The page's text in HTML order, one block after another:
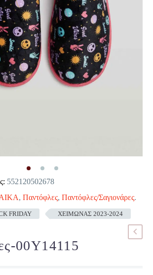
552120502678
, Παντόφλες, Παντόφλες/Σαγιονάρες.
FRIDAY ΧΕΙΜΩΝΑΣ 2023-2024
00Y14115